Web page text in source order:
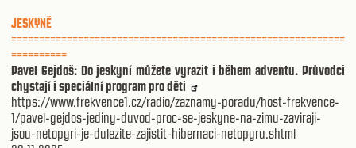
JESKYNĚ
============================================================
==========
Pavel Gejdoš: Do jeskyní můžete vyrazit i během adventu. Průvodci
chystají i speciální program pro děti
https://www.frekvence1.cz/radio/zaznamy-poradu/host-frekvence-
1/pavel-gejdos-jediny-duvod-proc-se-jeskyne-na-zimu-zaviraji-
jsou-netopyri-je-dulezite-zajistit-hibernaci-netopyru.shtml